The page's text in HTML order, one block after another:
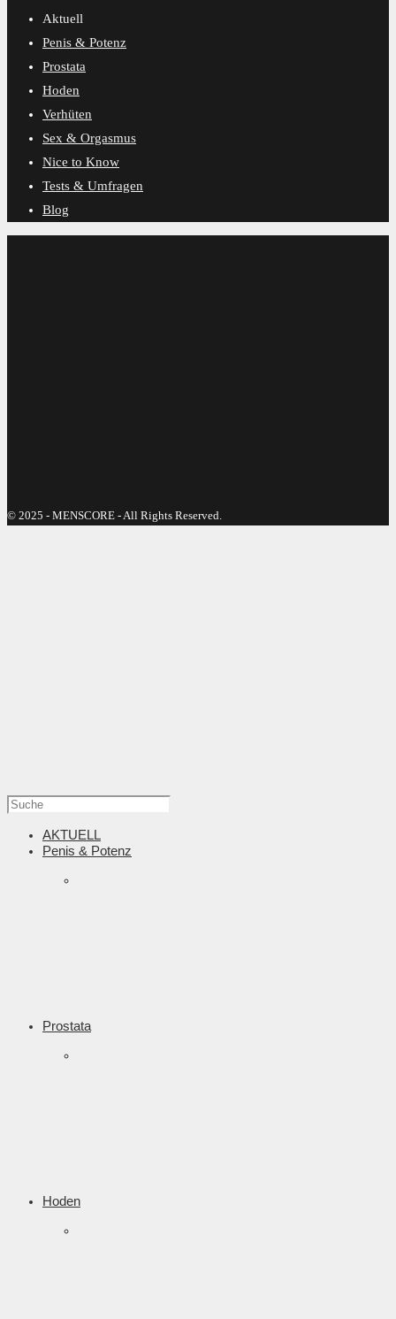
Aktuell
Penis & Potenz
Prostata
Hoden
Verhüten
Sex & Orgasmus
Nice to Know
Tests & Umfragen
Blog
© 2025 - MENSCORE - All Rights Reserved.
AKTUELL
Penis & Potenz
Prostata
Hoden